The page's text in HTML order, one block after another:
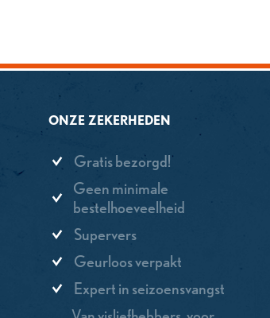
ONZE ZEKERHEDEN
Gratis bezorgd!
Geen minimale
bestelhoeveelheid
Supervers
Geurloos verpakt
Expert in seizoensvangst